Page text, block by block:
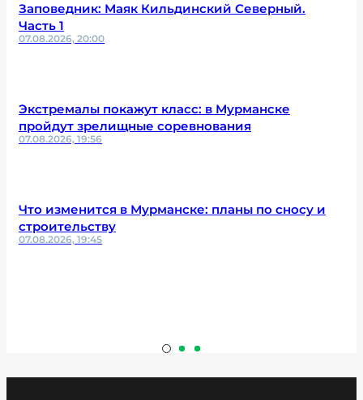
Заповедник: Маяк Кильдинский Северный.
Часть 1
07.08.2026, 20:00
Экстремалы покажут класс: в Мурманске
пройдут зрелищные соревнования
07.08.2026, 19:56
Что изменится в Мурманске: планы по сносу и
строительству
07.08.2026, 19:45